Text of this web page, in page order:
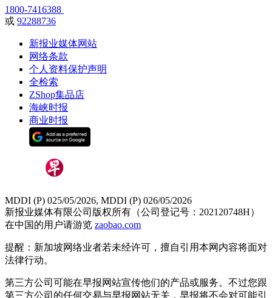
1800-7416388
或 92288736
新报业媒体网站
网络条款
个人资料保护声明
全检索
ZShop集品店
海峡时报
商业时报
MDDI (P) 025/05/2026, MDDI (P) 026/05/2026
新报业媒体有限公司版权所有（公司登记号：202120748H）
在中国的用户请游览 zaobao.com
提醒：新加坡网络业者若未经许可，擅自引用本网内容将面对
法律行动。
第三方公司可能在早报网站宣传他们的产品或服务。不过您跟
第三方公司的任何交易与早报网站无关，早报将不会对可能引